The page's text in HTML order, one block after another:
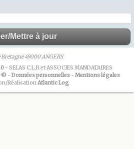
Bretagne 49000 ANGERS
- SELAS C.L.R et ASSOCIES MANDATAIRES
©- Données personnelles- Mentions légales
RéalisationAtlantic Log